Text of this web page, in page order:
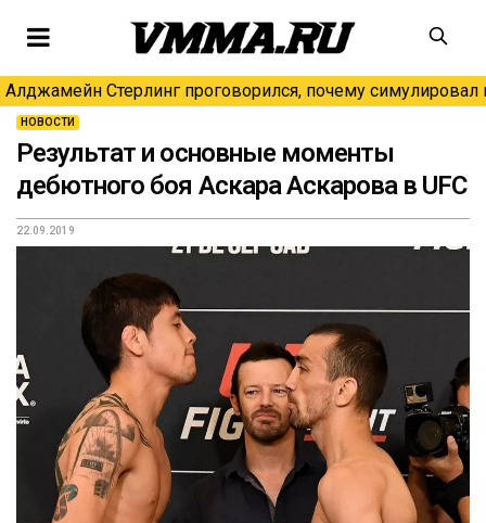
Алджамейн Стерлинг проговорился, почему симулировал
НОВОСТИ
Результат и основные моменты
дебютного боя Аскара Аскарова в UFC
22.09.2019